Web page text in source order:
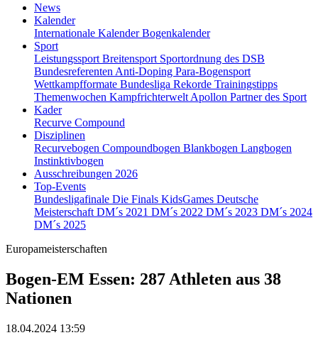
News
Kalender
Internationale KalenderBogenkalender
Sport
Leistungssport Breitensport Sportordnung des DSB
Bundesreferenten Anti-Doping Para-Bogensport
Wettkampfformate Bundesliga Rekorde Trainingstipps
Themenwochen Kampfrichterwelt Apollon Partner des Sport
Kader
Recurve Compound
Disziplinen
Recurvebogen Compoundbogen Blankbogen Langbogen
Instinktivbogen
Ausschreibungen 2026
Top-Events
Bundesligafinale Die Finals KidsGames Deutsche
Meisterschaft DM´s 2021 DM´s 2022 DM´s 2023 DM´s 2024
DM´s 2025
Europameisterschaften
Bogen-EM Essen: 287 Athleten aus 38
Nationen
18.04.2024 13:59